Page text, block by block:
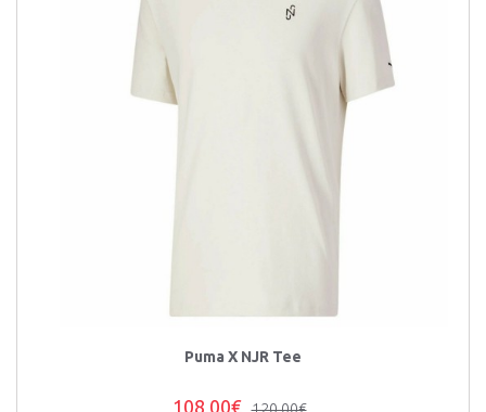
Puma X NJR Tee
108,00€ 120,00€